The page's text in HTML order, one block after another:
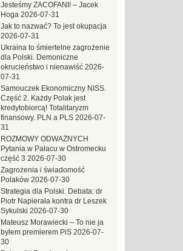
Jesteśmy ZACOFANI! – Jacek
Hoga 2026-07-31
Jak to nazwać? To jest okupacja
2026-07-31
Ukraina to śmiertelne zagrożenie
dla Polski. Demoniczne
okrucieństwo i nienawiść 2026-
07-31
Samouczek Ekonomiczny NISS.
Część 2. Każdy Polak jest
kredytobiorcą! Totalitaryzm
finansowy. PLN a PLS 2026-07-
31
ROZMOWY ODWAŻNYCH
Pytania w Pałacu w Ostromecku
część 3 2026-07-30
Zagrożenia i świadomość
Polaków 2026-07-30
Strategia dla Polski. Debata: dr
Piotr Napierała kontra dr Leszek
Sykulski 2026-07-30
Mateusz Morawiecki – To nie ja
byłem premierem PiS 2026-07-
30